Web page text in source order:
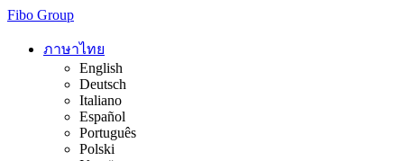
Fibo Group
ภาษาไทย
English
Deutsch
Italiano
Español
Português
Polski